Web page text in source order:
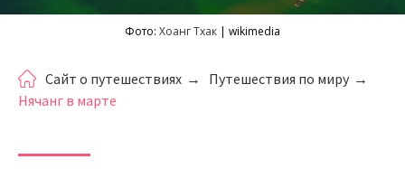
Фото: Хоанг Тхак | wikimedia
Сайт о путешествиях → Путешествия по миру →
Нячанг в марте